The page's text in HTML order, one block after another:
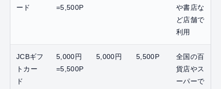
ード
=5,500P
や書店な
ど店舗で
利用
JCBギフ
トカー
ド
5,000円
=5,500P
5,000円 5,500P
全国の百
貨店やス
ーパーで